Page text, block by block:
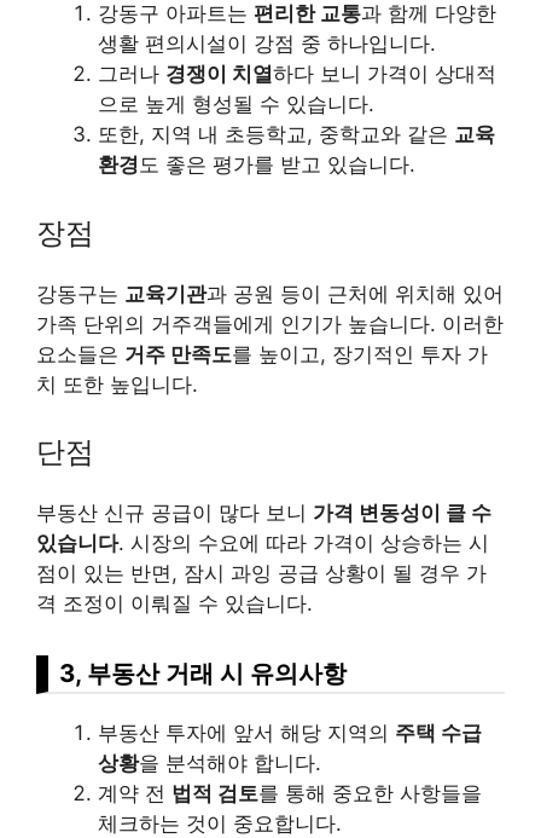
강동구 아파트는 편리한 교통과 함께 다양한
생활 편의시설이 강점 중 하나입니다.
그러나 경쟁이 치열하다 보니 가격이 상대적
으로 높게 형성될 수 있습니다.
또한, 지역 내 초등학교, 중학교와 같은 교육
환경도 좋은 평가를 받고 있습니다.
장점
강동구는 교육기관과 공원 등이 근처에 위치해 있어
가족 단위의 거주객들에게 인기가 높습니다. 이러한
요소들은 거주 만족도를 높이고, 장기적인 투자 가
치 또한 높입니다.
단점
부동산 신규 공급이 많다 보니 가격 변동성이 클 수
있습니다. 시장의 수요에 따라 가격이 상승하는 시
점이 있는 반면, 잠시 과잉 공급 상황이 될 경우 가
격 조정이 이뤄질 수 있습니다.
3, 부동산 거래 시 유의사항
부동산 투자에 앞서 해당 지역의 주택 수급
상황을 분석해야 합니다.
계약 전 법적 검토를 통해 중요한 사항들을
체크하는 것이 중요합니다.